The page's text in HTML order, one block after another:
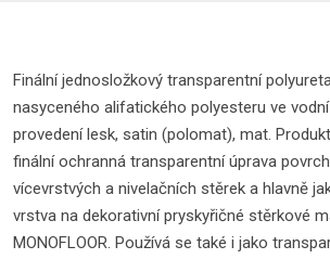
Finální jednosložkový transparentní
nasyceného alifatického polyesteru ve
provedení lesk, satin (polomat), mat.
finální ochranná transparentní úprava
vícevrstvých a nivelačních stěrek a hlavně
vrstva na dekorativní pryskyřičné stěrkové
MONOFLOOR. Používá se také i jako